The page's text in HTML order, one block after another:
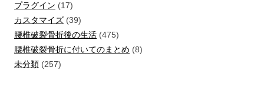
プラグイン (17)
カスタマイズ (39)
腰椎破裂骨折後の生活 (475)
腰椎破裂骨折に付いてのまとめ (8)
未分類 (257)